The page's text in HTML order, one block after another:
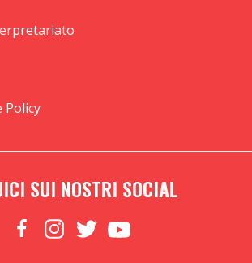
Policy
SUI NOSTRI SOCIAL